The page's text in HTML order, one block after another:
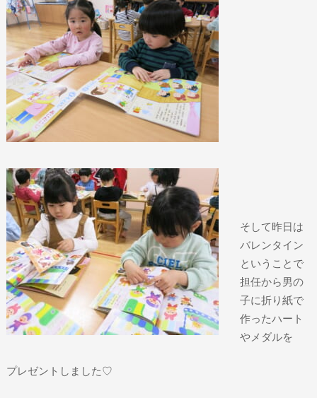
そして昨日は
バレンタイン
ということで
担任から男の
子に折り紙で
作ったハート
やメダルを
プレゼントしました♡